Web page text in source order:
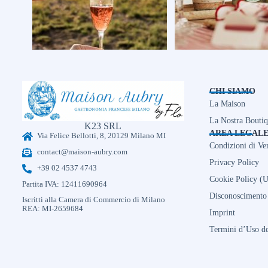
K23 SRL
Via Felice Bellotti, 8, 20129 Milano MI
contact@maison-aubry.com
+39 02 4537 4743
Partita IVA: 12411690964
Iscritti alla Camera di Commercio di Milano
REA: MI-2659684
CHI SIAMO
La Maison
La Nostra
AREA LEGALE
Condizioni di
Privacy Policy
Cookie Policy
Disconoscimento
Imprint
Termini d’Uso